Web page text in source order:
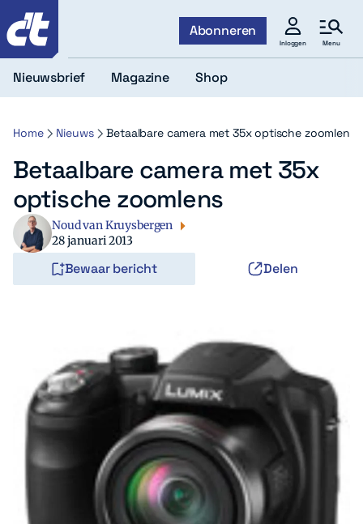
Abonneren
Inloggen Menu
Zoeken
Nieuwsbrief Magazine Shop
Home Nieuws Betaalbare camera met 35x optische zoomlens
Betaalbare camera met 35x
optische zoomlens
Noud van Kruysbergen
28 januari 2013
Bewaar bericht Delen